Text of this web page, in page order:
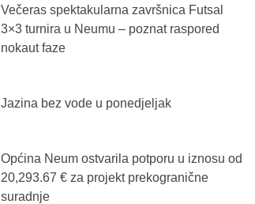
Večeras spektakularna završnica Futsal
3×3 turnira u Neumu – poznat raspored
nokaut faze
Jazina bez vode u ponedjeljak
Općina Neum ostvarila potporu u iznosu od
20,293.67 € za projekt prekogranične
suradnje